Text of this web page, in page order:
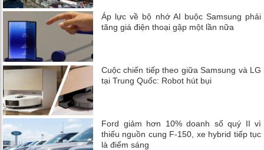
Áp lực về bộ nhớ AI buộc Samsung phải
tăng giá điện thoại gập một lần nữa
Cuộc chiến tiếp theo giữa Samsung và LG
tại Trung Quốc: Robot hút bụi
Ford giảm hơn 10% doanh số quý II vì
thiếu nguồn cung F-150, xe hybrid tiếp tục
là điểm sáng